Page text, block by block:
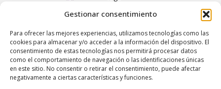
Gestionar consentimiento
Para ofrecer las mejores experiencias, utilizamos tecnologías como las
cookies para almacenar y/o acceder a la información del dispositivo. El
consentimiento de estas tecnologías nos permitirá procesar datos
como el comportamiento de navegación o las identificaciones únicas
en este sitio. No consentir o retirar el consentimiento, puede afectar
negativamente a ciertas características y funciones.
© 2026 CopyrightExperiencia Pátzcuaro. All rights reserved. ♥